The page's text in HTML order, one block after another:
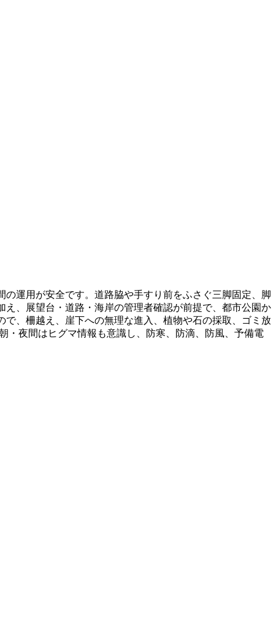
運用が安全です。道路脇や手すり前をふさぐ三脚固定、脚
、展望台・道路・海岸の管理者確認が前提で、都市公園か
、柵越え、崖下への無理な進入、植物や石の採取、ゴミ放
・夜間はヒグマ情報も意識し、防寒、防滴、防風、予備電